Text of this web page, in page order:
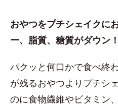
おやつをプチシェイクに
ー、脂質、糖質がダウン！
パクッと何口かで食べ終
が残るおやつよりプチシ
のに食物繊維やビタミン